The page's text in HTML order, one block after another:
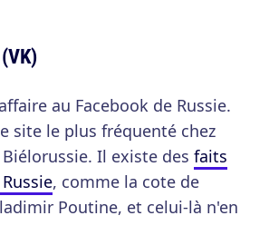
au Facebook de Russie.
site le plus fréquenté chez
Il existe des faits
, comme la cote de
Poutine, et celui-là n'en